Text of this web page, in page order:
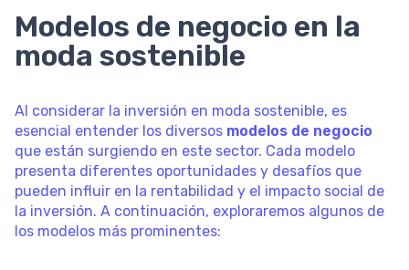
Modelos de negocio en la
moda sostenible
Al considerar la inversión en moda sostenible, es
esencial entender los diversos modelos de negocio
que están surgiendo en este sector. Cada modelo
presenta diferentes oportunidades y desafíos que
pueden influir en la rentabilidad y el impacto social de
la inversión. A continuación, exploraremos algunos de
los modelos más prominentes: